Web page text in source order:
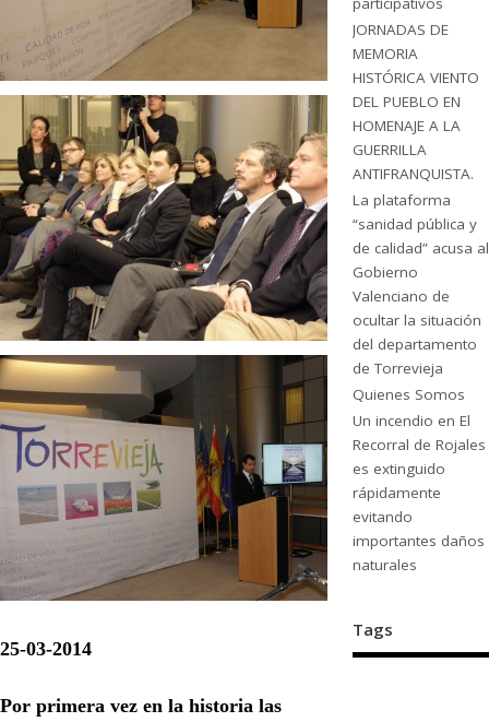
25-03-2014
Por primera vez en la historia las
JORNADAS DE
MEMORIA
HISTÓRICA VIENTO
DEL PUEBLO EN
HOMENAJE A LA
GUERRILLA
ANTIFRANQUISTA.
La plataforma
“sanidad pública y
de calidad” acusa al
Gobierno
Valenciano de
ocultar la situación
del departamento
de Torrevieja
Quienes Somos
Un incendio en El
Recorral de Rojales
es extinguido
rápidamente
evitando
importantes daños
naturales
Tags